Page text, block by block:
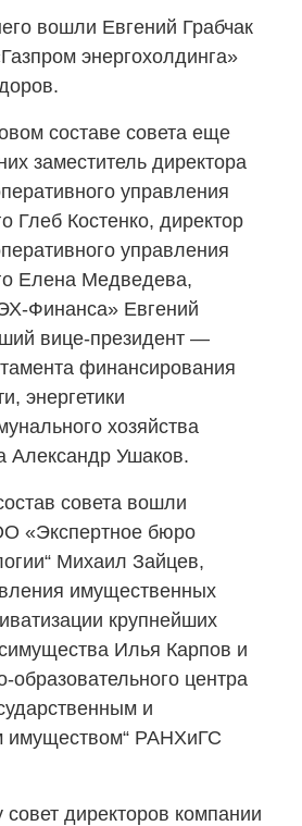
вошли Евгений Грабчак
энергохолдинга»
составе совета еще
заместитель директора
управления
Глеб Костенко, директор
управления
Елена Медведева,
Финанса» Евгений
вице-президент —
финансирования
энергетики
хозяйства
Александр Ушаков.
совета вошли
«Экспертное бюро
Михаил Зайцев,
имущественных
крупнейших
Илья Карпов и
образовательного центра
и
имуществом“ РАНХиГС
директоров компании